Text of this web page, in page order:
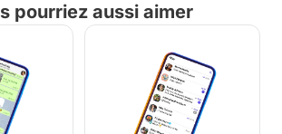
pourriez aussi aimer